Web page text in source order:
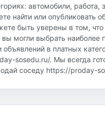
автомобили,
найти или опубликовать
быть уверены в том,
вы могли выбрать
в платных
sosedu.ru/. Мы всегда
соседу https://proday-